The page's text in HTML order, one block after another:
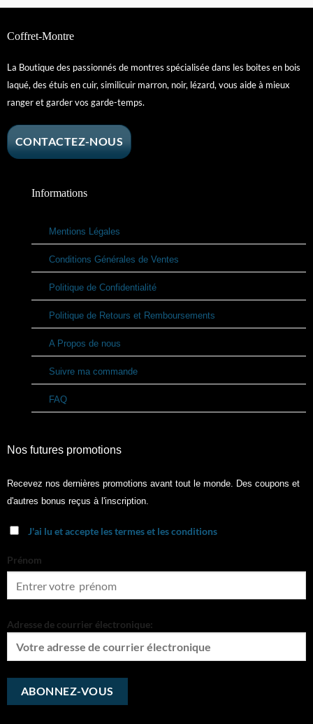
Coffret-Montre
La Boutique des passionnés de montres spécialisée dans les boites en bois
laqué, des étuis en cuir, similicuir marron, noir, lézard, vous aide à mieux
ranger et garder vos garde-temps.
CONTACTEZ-NOUS
Informations
Mentions Légales
Conditions Générales de Ventes
Politique de Confidentialité
Politique de Retours et Remboursements
A Propos de nous
Suivre ma commande
FAQ
Nos futures promotions
Recevez nos dernières promotions avant tout le monde. Des coupons et
d'autres bonus reçus à l'inscription.
J'ai lu et accepte les termes et les conditions
Prénom
Adresse de courrier électronique: